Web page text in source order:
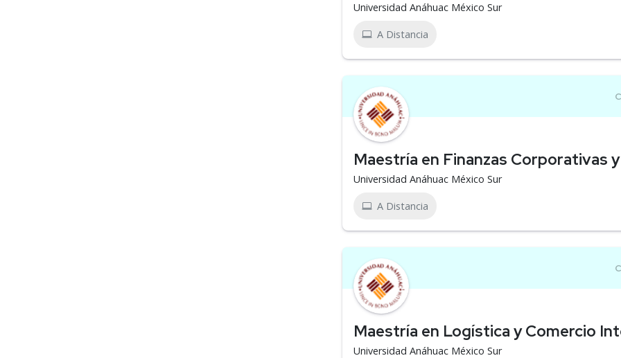
Universidad Anáhuac México Sur
A Distancia
Maestría en Finanzas Corporativas
Universidad Anáhuac México Sur
A Distancia
Maestría en Logística y Comercio
Universidad Anáhuac México Sur